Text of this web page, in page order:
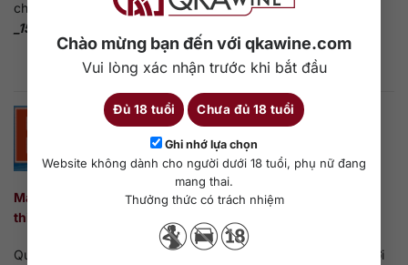
Chào mừng bạn đến với qkawine.com
Vui lòng xác nhận trước khi bắt đầu
Đủ 18 tuổi Chưa đủ 18 tuổi
Ghi nhớ lựa chọn
Website không dành cho người dưới 18 tuổi, phụ nữ đang
mang thai.
Thưởng thức có trách nhiệm
chúng tôi tìm hiểu qua nội dung bài viết dưới đây nhé.
_15/10/2023
Mách bạn những món quà Tết dành tặng cho đồng nghiệp
thiết thực nhất
Quà Tết cho đồng nghiệp như một lời cảm ơn, tri ân đến người